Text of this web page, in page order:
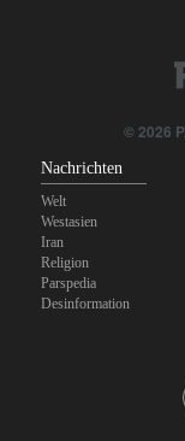
© 2026
Nachrichten
Welt
Westasien
Iran
Religion
Parspedia
Desinformation